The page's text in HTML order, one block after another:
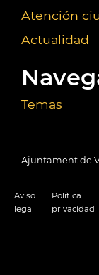
Atención
Actualidad
Temas
Ajuntament de
Aviso
legal
Política
privacidad